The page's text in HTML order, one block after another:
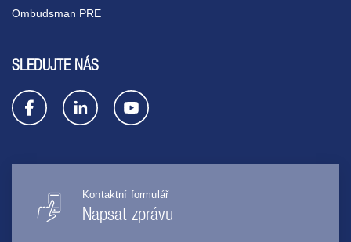
Ombudsman PRE
SLEDUJTE NÁS
Kontaktní formulář
Napsat zprávu